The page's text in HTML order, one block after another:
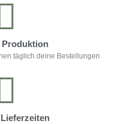
Produktion
täglich deine Bestellungen